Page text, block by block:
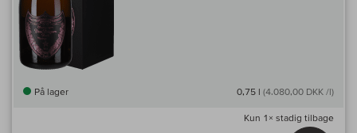
På lager 0,75 l (4.080,00 DKK /l)
Kun 1× stadig tilbage